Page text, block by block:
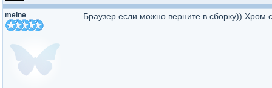
meine Браузер если можно верните в сборку)) Хром